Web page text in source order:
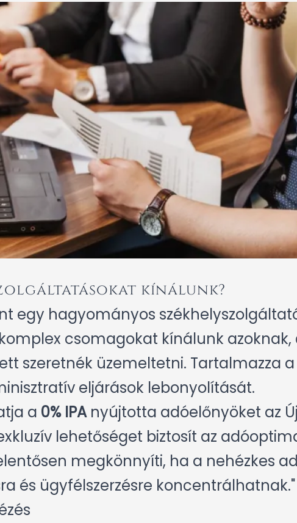
kínálunk?
egy hagyományos
csomagokat kínálunk azoknak,
szeretnék üzemeltetni. Tartalmazza a
eljárások lebonyolítását.
a 0% IPAnyújtotta adóelőnyöket az
lehetőséget biztosít az
megkönnyíti, ha a nehézkes
és ügyfélszerzésre koncentrálhatnak."